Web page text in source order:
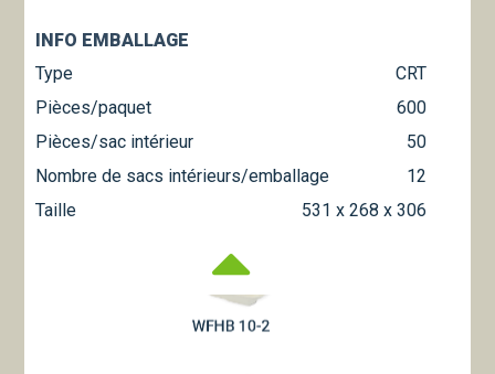
INFO EMBALLAGE
Type
CRT
Pièces/paquet
600
Pièces/sac intérieur
50
Nombre de sacs intérieurs/emballage
12
Taille
531 x 268 x 306